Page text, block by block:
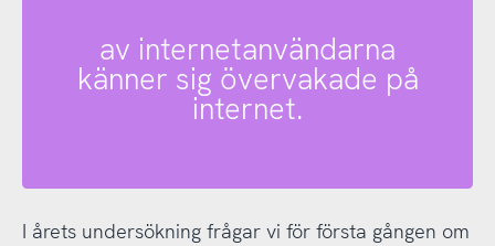
av internetanvändarna
känner sig övervakade på
internet.
I årets undersökning frågar vi för första gången om